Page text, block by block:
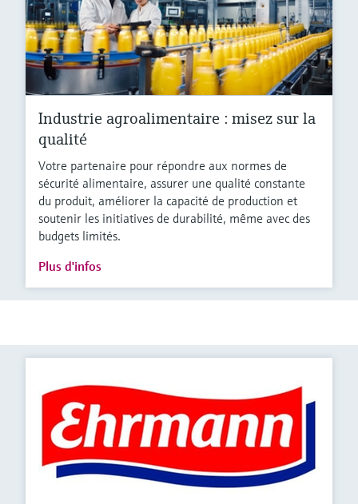
Industrie agroalimentaire : misez sur la
qualité
Votre partenaire pour répondre aux normes de
sécurité alimentaire, assurer une qualité constante
du produit, améliorer la capacité de production et
soutenir les initiatives de durabilité, même avec des
budgets limités.
Plus d'infos